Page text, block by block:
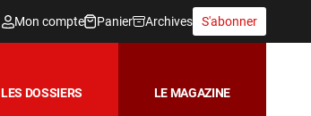
Mon compte Panier Archives S'abonner
LES DOSSIERS LE MAGAZINE